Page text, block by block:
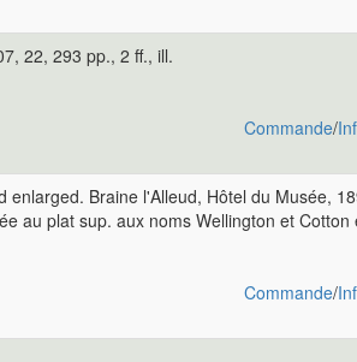
22, 293 pp., 2 ff., ill.
Commande/
Braine l'Alleud, Hôtel du Musée,
au plat sup. aux noms Wellington et Cotton
Commande/